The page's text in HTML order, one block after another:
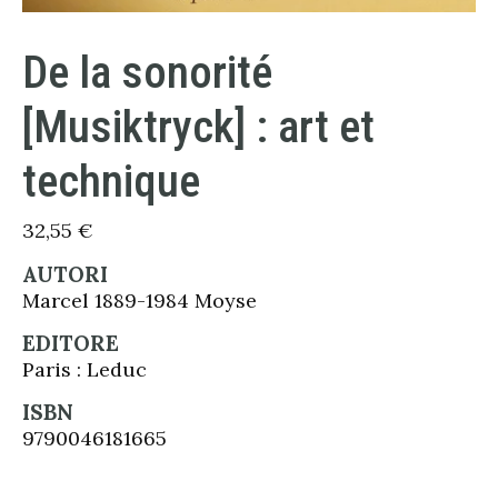
De la sonorité
[Musiktryck] : art et
technique
32,55 €
AUTORI
Marcel 1889-1984 Moyse
EDITORE
Paris : Leduc
ISBN
9790046181665